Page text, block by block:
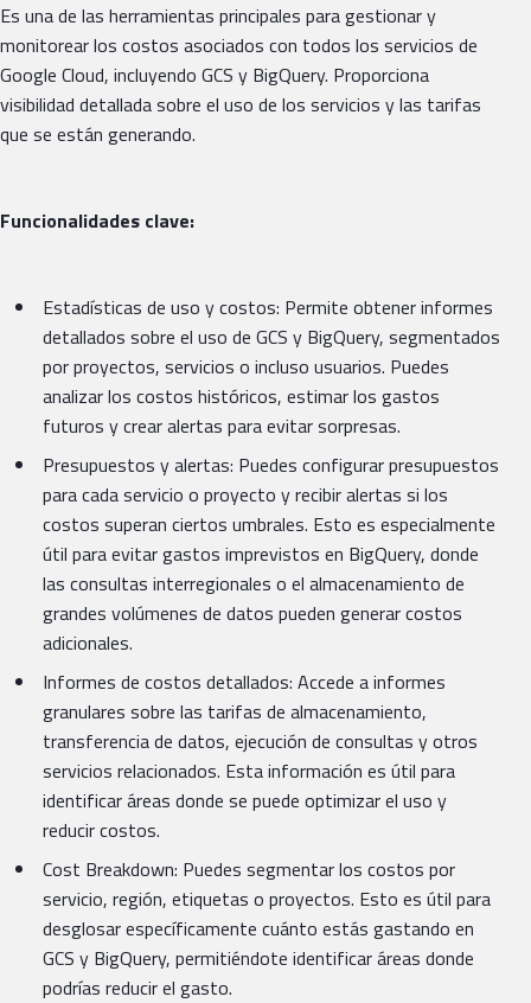
Es una de las herramientas principales para gestionar y
monitorear los costos asociados con todos los servicios de
Google Cloud, incluyendo GCS y BigQuery. Proporciona
visibilidad detallada sobre el uso de los servicios y las tarifas
que se están generando.
Funcionalidades clave:
Estadísticas de uso y costos: Permite obtener informes
detallados sobre el uso de GCS y BigQuery, segmentados
por proyectos, servicios o incluso usuarios. Puedes
analizar los costos históricos, estimar los gastos
futuros y crear alertas para evitar sorpresas.
Presupuestos y alertas: Puedes configurar presupuestos
para cada servicio o proyecto y recibir alertas si los
costos superan ciertos umbrales. Esto es especialmente
útil para evitar gastos imprevistos en BigQuery, donde
las consultas interregionales o el almacenamiento de
grandes volúmenes de datos pueden generar costos
adicionales.
Informes de costos detallados: Accede a informes
granulares sobre las tarifas de almacenamiento,
transferencia de datos, ejecución de consultas y otros
servicios relacionados. Esta información es útil para
identificar áreas donde se puede optimizar el uso y
reducir costos.
Cost Breakdown: Puedes segmentar los costos por
servicio, región, etiquetas o proyectos. Esto es útil para
desglosar específicamente cuánto estás gastando en
GCS y BigQuery, permitiéndote identificar áreas donde
podrías reducir el gasto.